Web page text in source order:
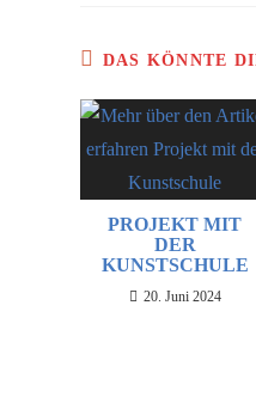
DAS KÖNNTE
PROJEKT MIT
DER
KUNSTSCHULE
20. Juni 2024